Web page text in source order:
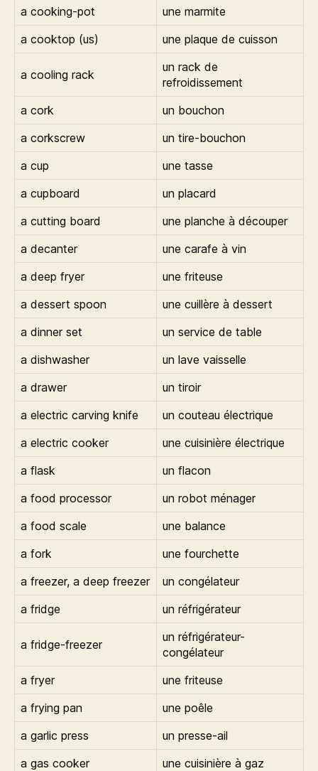
a cooking-pot
une marmite
a cooktop (us)
une plaque de cuisson
a cooling rack
un rack de
refroidissement
a cork
un bouchon
a corkscrew
un tire-bouchon
a cup
une tasse
a cupboard
un placard
a cutting board
une planche à découper
a decanter
une carafe à vin
a deep fryer
une friteuse
a dessert spoon
une cuillère à dessert
a dinner set
un service de table
a dishwasher
un lave vaisselle
a drawer
un tiroir
a electric carving knife
un couteau électrique
a electric cooker
une cuisinière électrique
a flask
un flacon
a food processor
un robot ménager
a food scale
une balance
a fork
une fourchette
a freezer, a deep freezer
un congélateur
a fridge
un réfrigérateur
a fridge-freezer
un réfrigérateur-
congélateur
a fryer
une friteuse
a frying pan
une poêle
a garlic press
un presse-ail
a gas cooker
une cuisinière à gaz